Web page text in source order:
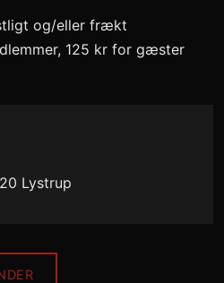
og/eller frækt
125 kr for gæster
Lystrup